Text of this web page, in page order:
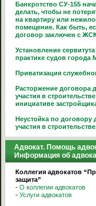
Банкротство СУ-155
делать, чтобы не
на квартиру или
помещение. Как быть,
договор заключен с
Установление
практике судов города
Приватизация
Расторжение договора
участия в
инициативе
Неустойка по договору
участия в
Адвокат. Помощь
Информация об
Коллегия адвокатов
защита”
- О коллегии адвокатов
- Услуги адвокатов